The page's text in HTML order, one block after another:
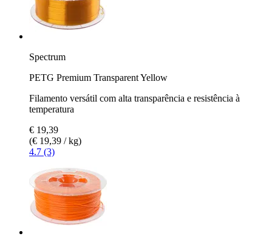
Spectrum
PETG Premium Transparent Yellow
Filamento versátil com alta transparência e resistência à
temperatura
€ 19,39
(€ 19,39 / kg)
4.7 (3)